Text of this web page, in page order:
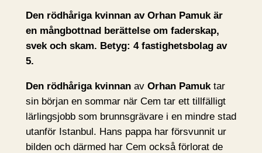
Den rödhåriga kvinnan av Orhan Pamuk är
en mångbottnad berättelse om faderskap,
svek och skam. Betyg: 4 fastighetsbolag av
5.
Den rödhåriga kvinnanav Orhan Pamuktar
sin början en sommar när Cem tar ett tillfälligt
lärlingsjobb som brunnsgrävare i en mindre stad
utanför Istanbul. Hans pappa har försvunnit ur
bilden och därmed har Cem också förlorat de